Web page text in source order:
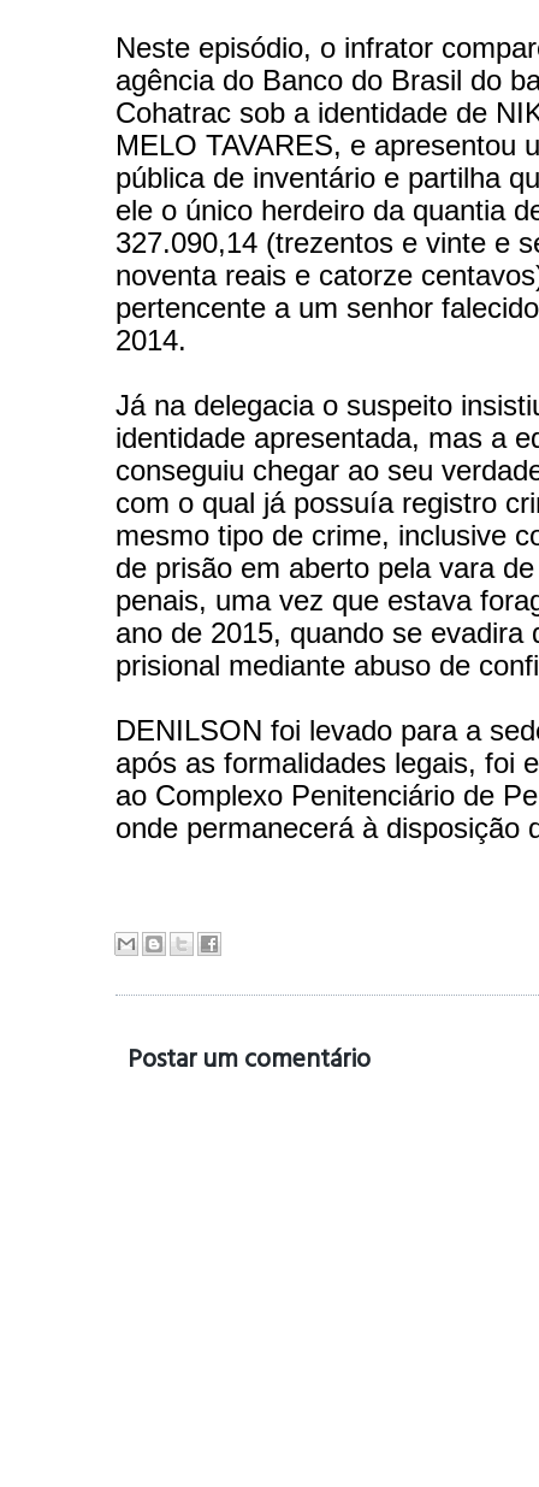
Neste episódio, o infrator
agência do Banco do Brasil do
Cohatrac sob a identidade de
MELO TAVARES, e apresentou
pública de inventário e partilha
ele o único herdeiro da quantia
327.090,14 (trezentos e vinte e
noventa reais e catorze
pertencente a um senhor
2014.
Já na delegacia o suspeito
identidade apresentada, mas a
conseguiu chegar ao seu
com o qual já possuía registro
mesmo tipo de crime, inclusive
de prisão em aberto pela vara
penais, uma vez que estava
ano de 2015, quando se evadira
prisional mediante abuso de
DENILSON foi levado para a
após as formalidades legais, foi
ao Complexo Penitenciário de
onde permanecerá à disposição
Postar um comentário